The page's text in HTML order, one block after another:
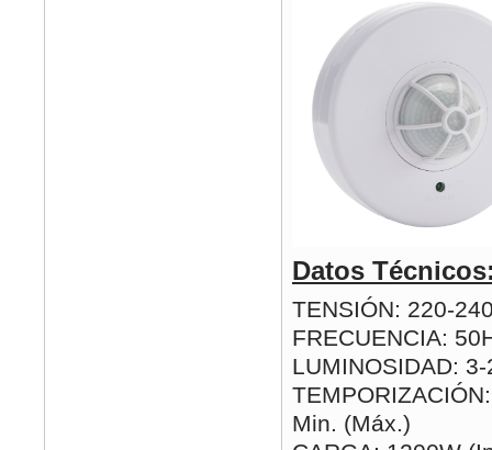
Datos
TENSIÓN: 220-
FRECUENCIA:
LUMINOSIDAD:
Min. (Máx.)